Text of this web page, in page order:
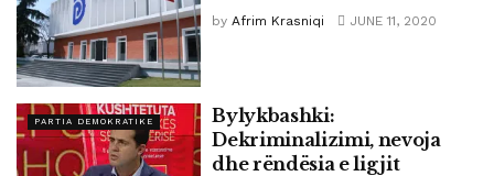
by Afrim Krasniqi JUNE 11, 2020
PARTIA DEMOKRATIKE
Bylykbashki:
Dekriminalizimi, nevoja
dhe rëndësia e ligjit